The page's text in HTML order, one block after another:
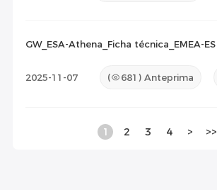
GW_ESA-Athena_Ficha técnica_EMEA-ES
2025-11-07 ( 681 ) Anteprima
1 2 3 4 > >>